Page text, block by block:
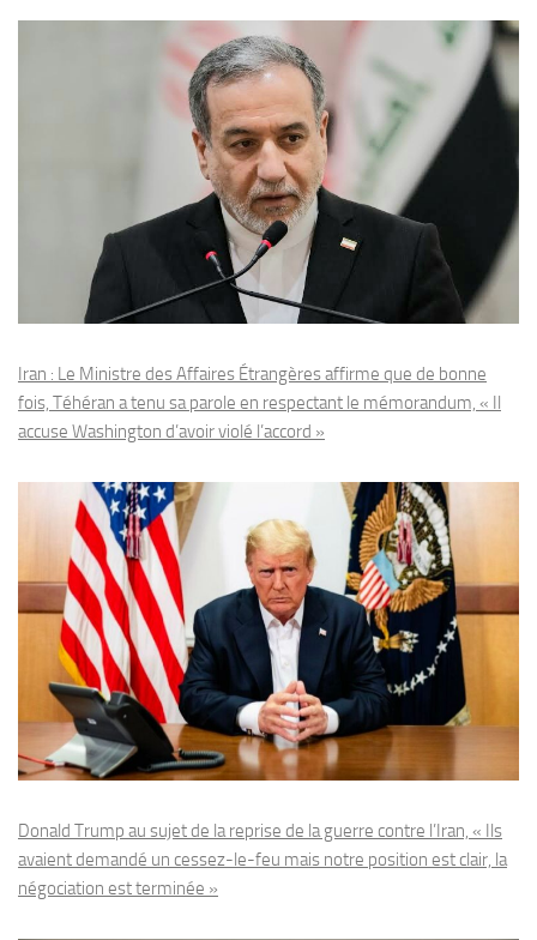
Iran : Le Ministre des Affaires Étrangères affirme que de bonne
fois, Téhéran a tenu sa parole en respectant le mémorandum, « Il
accuse Washington d’avoir violé l’accord »
Donald Trump au sujet de la reprise de la guerre contre l’Iran, « Ils
avaient demandé un cessez-le-feu mais notre position est clair, la
négociation est terminée »